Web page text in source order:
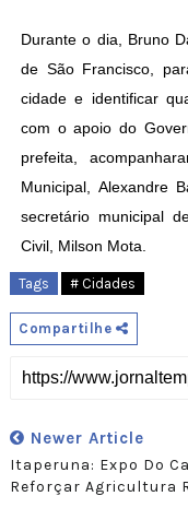
Durante o dia, Bruno
de São Francisco,
cidade e identificar
com o apoio do
prefeita,
Municipal, Alexandre
secretário municipal
Civil, Milson Mota.
Tags # Cidades
Compartilhe
Newer Article
Itaperuna: Expo Do
Reforçar Agricultura